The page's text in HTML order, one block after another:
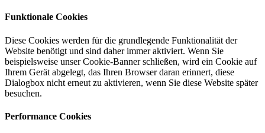
Funktionale Cookies
Diese Cookies werden für die grundlegende Funktionalität der
Website benötigt und sind daher immer aktiviert. Wenn Sie
beispielsweise unser Cookie-Banner schließen, wird ein Cookie auf
Ihrem Gerät abgelegt, das Ihren Browser daran erinnert, diese
Dialogbox nicht erneut zu aktivieren, wenn Sie diese Website später
besuchen.
Performance Cookies